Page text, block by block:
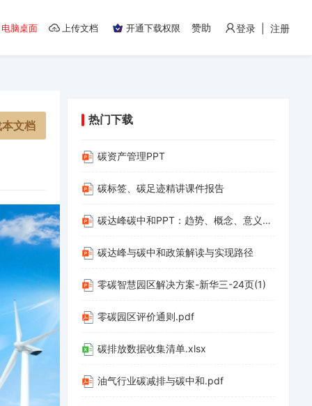
电脑桌面 上传文档 开通下载权限 赞助 登录 | 注册
文档 热门下载
碳资产管理PPT
碳标签、碳足迹精讲课件报告
碳达峰碳中和PPT：趋势、概念、意义、路径与探索（碳达峰碳中和相关内容介绍及减污降碳的路径解读）(1)
碳达峰与碳中和政策解读与实现路径
零碳智慧园区解决方案-新华三-24页(1)
零碳园区评价通则.pdf
碳排放数据收集清单.xlsx
油气行业碳减排与碳中和.pdf